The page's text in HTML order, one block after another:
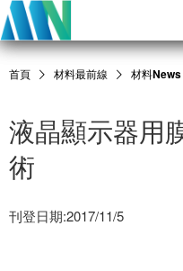
首頁 材料最前線 材料News
液晶顯示器用
術
刊登日期:2017/11/5